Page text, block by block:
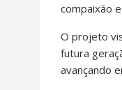
compaixão
O projeto
futura
avançando